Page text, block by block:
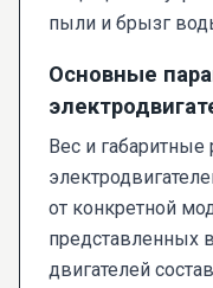
пыли и брызг
Основные
Вес и
от конкретной
представленных
двигателей